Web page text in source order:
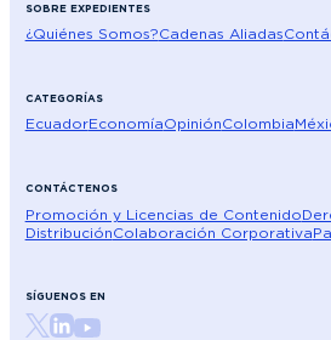
SOBRE EXPEDIENTES
¿Quiénes Somos?Cadenas Aliadas
CATEGORÍAS
EcuadorEconomíaOpiniónColombia
CONTÁCTENOS
Promoción y Licencias de Contenido
DistribuciónColaboración Corporativa
SÍGUENOS EN